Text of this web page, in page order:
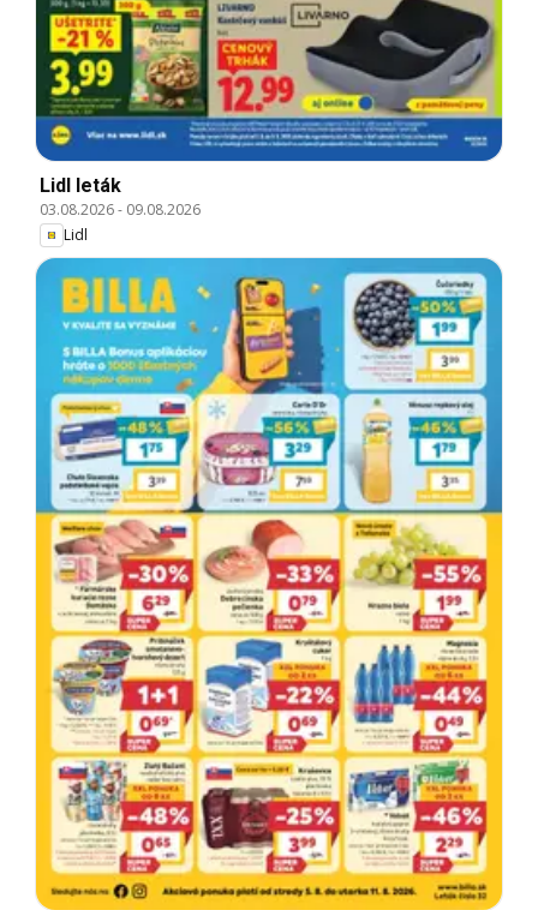
Lidl leták
03.08.2026- 09.08.2026
Lidl